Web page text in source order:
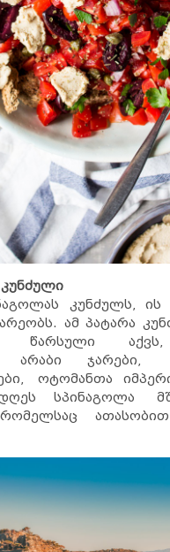
კუნძულს, ის
ამ პატარა
წარსული
არაბი ჯარები,
ოტომანთა
სპინაგოლა